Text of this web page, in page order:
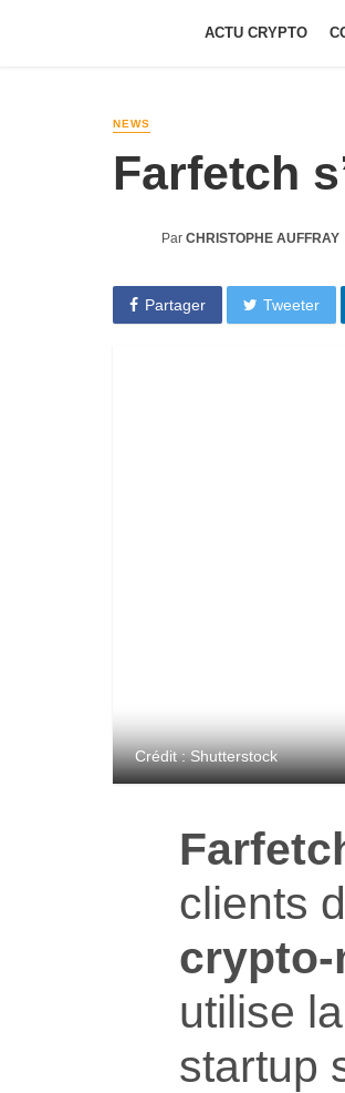
ACTU CRYPTO
NEWS
Farfetch
Par CHRISTOPHE AUFFRAY
Partager Tweeter
Crédit : Shutterstock
clients
crypto-
utilise
startup